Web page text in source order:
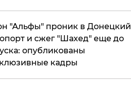
"Альфы" проник в Донецкий
и сжег "Шахед" еще до
опубликованы
кадры